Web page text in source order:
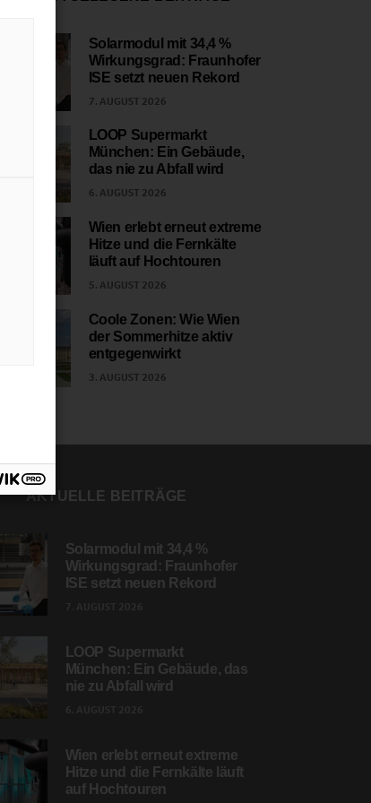
Solarmodul mit 34,4 %
Wirkungsgrad: Fraunhofer
ISE setzt neuen Rekord
7. AUGUST 2026
LOOP Supermarkt
München: Ein Gebäude,
das nie zu Abfall wird
6. AUGUST 2026
Wien erlebt erneut extreme
Hitze und die Fernkälte
läuft auf Hochtouren
5. AUGUST 2026
Coole Zonen: Wie Wien
der Sommerhitze aktiv
entgegenwirkt
3. AUGUST 2026
AKTUELLE BEITRÄGE
Solarmodul mit 34,4 %
Wirkungsgrad: Fraunhofer
ISE setzt neuen Rekord
LOOP Supermarkt
München: Ein Gebäude, das
nie zu Abfall wird
Wien erlebt erneut extreme
Hitze und die Fernkälte läuft
auf Hochtouren